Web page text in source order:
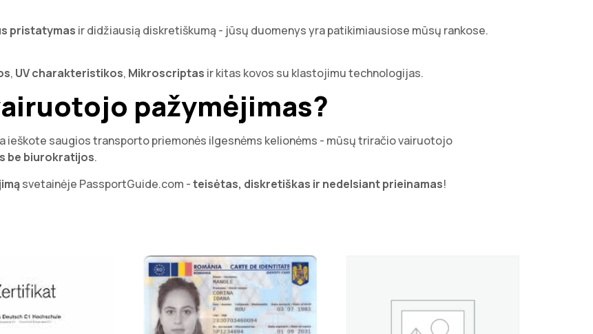
pristatymas ir didžiausią diskretiškumą - jūsų duomenys yra patikimiausiose mūsų rankose.
, UV charakteristikos, Mikroscriptas ir kitas kovos su klastojimu technologijas.
pažymėjimas?
ieškote saugios transporto priemonės ilgesnėms kelionėms - mūsų triračio vairuotojo
be biurokratijos.
svetainėje PassportGuide.com -teisėtas, diskretiškas ir nedelsiant prieinamas!